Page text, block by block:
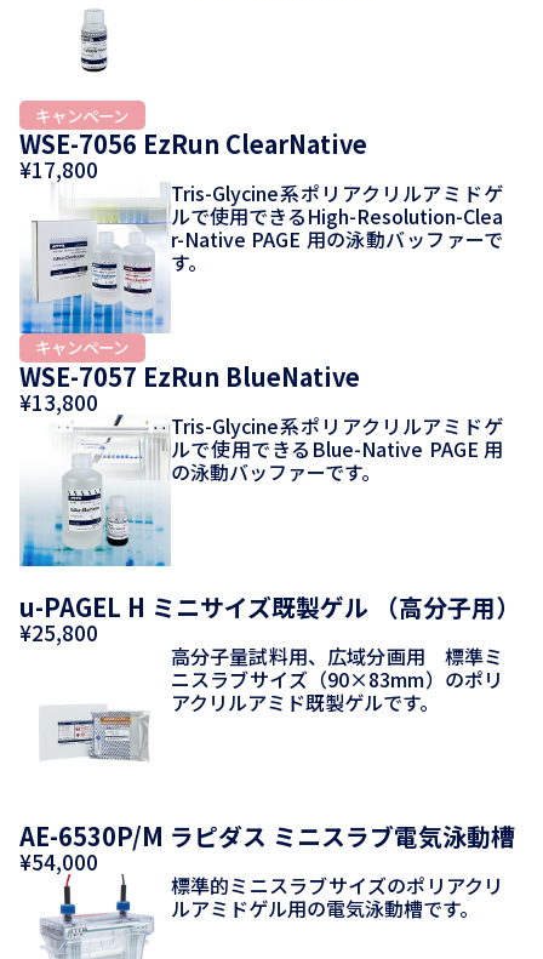
WSE-7056 EzRun ClearNative
¥17,800
Tris-Glycine系ポリアクリルアミドゲ
ルで使用できるHigh-Resolution-Clea
r-Native PAGE 用の泳動バッファーで
す。
WSE-7057 EzRun BlueNative
¥13,800
Tris-Glycine系ポリアクリルアミドゲ
ルで使用できるBlue-Native PAGE 用
の泳動バッファーです。
u-PAGEL H ミニサイズ既製ゲル （高分子用）
¥25,800
高分子量試料用、広域分画用 標準ミ
ニスラブサイズ（90×83mm）のポリ
アクリルアミド既製ゲルです。
AE-6530P/M ラピダス ミニスラブ電気泳動槽
¥54,000
標準的ミニスラブサイズのポリアクリ
ルアミドゲル用の電気泳動槽です。